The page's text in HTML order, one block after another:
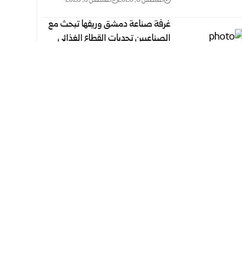
غرفة صناعة دمشق وريفها تبحث مع
الصناعيين تحديات القطاع الغذائي